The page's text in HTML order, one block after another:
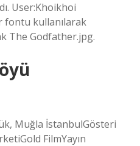
User:Khoikhoi
fontu kullanılarak
The Godfather.jpg.
Muğla İstanbulGösteri
FilmYayın